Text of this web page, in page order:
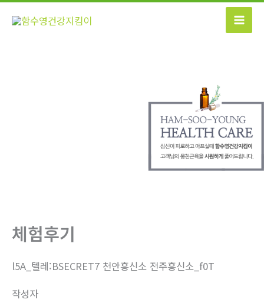
콘
체험후기
l5A_텔레:BSECRET7 천안흥신소 전주흥신소_f0T
작성자